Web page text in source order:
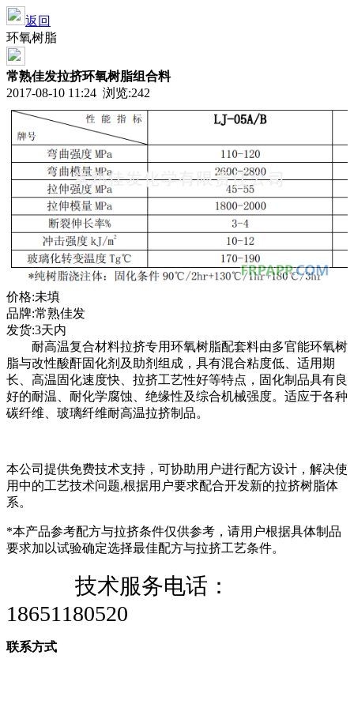
返回
环氧树脂
常熟佳发拉挤环氧树脂组合料
2017-08-10 11:24 浏览:242
价格:未填
品牌:常熟佳发
发货:3天内
耐高温复合材料拉挤专用环氧树脂配套料由多官能环氧树
脂与改性酸酐固化剂及助剂组成，具有混合粘度低、适用期
长、高温固化速度快、拉挤工艺性好等特点，固化制品具有良
好的耐温、耐化学腐蚀、绝缘性及综合机械强度。适应于各种
碳纤维、玻璃纤维耐高温拉挤制品。
本公司提供免费技术支持，可协助用户进行配方设计，解决使
用中的工艺技术问题,根据用户要求配合开发新的拉挤树脂体
系。
*本产品参考配方与拉挤条件仅供参考，请用户根据具体制品
要求加以试验确定选择最佳配方与拉挤工艺条件。
技术服务电话：
18651180520
联系方式